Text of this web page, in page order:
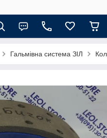
Гальмівна система ЗІЛ